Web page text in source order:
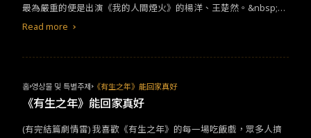
弟戀，還涉及了職場、婚姻上的難處。整體而言是部有廣度有思考
的作品，裡面也迸發出許多令人深刻的清醒金句。&nbsp;「想死是
句話將簡冰(白百何飾)在年齡與婚姻上均進退無路的焦慮展露無疑。
棄冰球，去做點會有結果的事時，隨口而出的話也極其經典，為所
有追夢的人說了句公道話。結果不會憑空問世，熱愛會幫助我們更
域都淺嚐即止，並未深入探討。結果就像滿天星般，而 愛情主線也
最為嚴重的便是出演《我的人間煙火》的楊洋、王楚然。&nbsp;
《我的人間煙火》改編自玖月晞的《一座城，在等你》。劇中講述
久不能出戲，連坐演員受罪？ 王楚然的風評在劇播後直線下滑。許
多觀眾非常討厭她飾演的女主角許沁，決定拒看王楚然之後的影視
的檀健次合作的《愛情有煙火》、人氣小生張晚意的《嬌藏》、備
Read more
홈 영상물 및 특별주제 《有生之年》能回家真好
《有生之年》能回家真好
​​​(有完結篇劇情雷)​ ​我喜歡《有生之年》的每一場吃飯戲，眾多人擠